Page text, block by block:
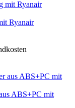
Ryanair
ABS+PC mit